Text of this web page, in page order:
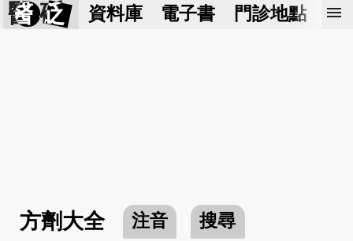
醫 砭 資料庫 電子書 門診地點 預
menu
方劑大全 注音
搜尋